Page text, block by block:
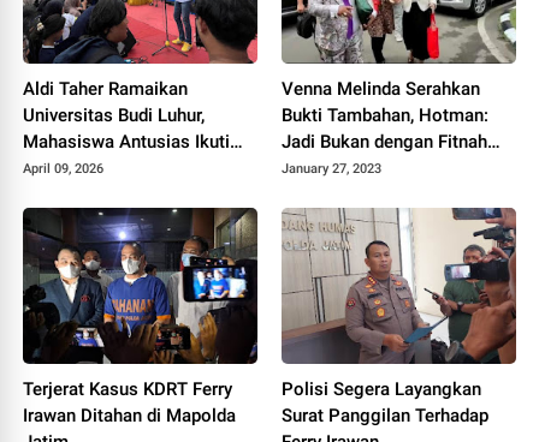
Aldi Taher Ramaikan
Universitas Budi Luhur,
Mahasiswa Antusias Ikuti
Acara Interaktif
April 09, 2026
Venna Melinda Serahkan
Bukti Tambahan, Hotman:
Jadi Bukan dengan Fitnah
Fitnahan!!!
January 27, 2023
Terjerat Kasus KDRT Ferry
Irawan Ditahan di Mapolda
Polisi Segera Layangkan
Surat Panggilan Terhadap